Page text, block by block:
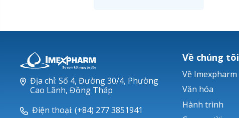
Nerusyn®
Ticarlinat®
Zobacta®
Địa chỉ: Số 4, Đường 30/4, Phường
Cao Lãnh, Đồng Tháp
Điện thoại: (+84) 277 3851941
Về chúng tôi
Về Imexpharm
Văn hóa
Hành trình